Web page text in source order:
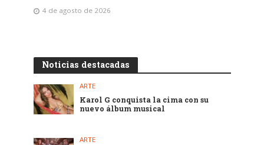
4 de agosto de 2026
Noticias destacadas
ARTE
Karol G conquista la cima con su
nuevo álbum musical
ARTE